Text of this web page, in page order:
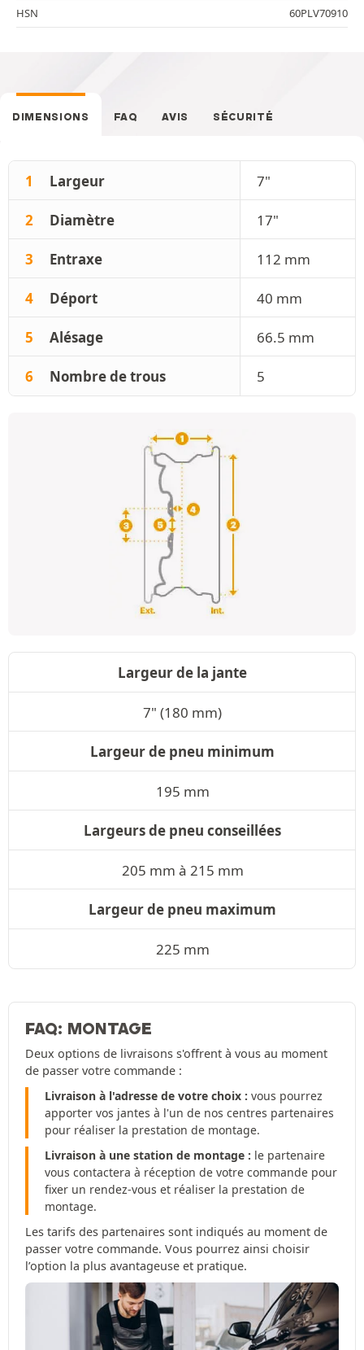
HSN
60PLV70910
DIMENSIONS FAQ AVIS SÉCURITÉ
1 Largeur 7"
2 Diamètre 17"
3 Entraxe 112 mm
4 Déport 40 mm
5 Alésage 66.5 mm
6 Nombre de trous 5
Largeur de la jante
7" (180 mm)
Largeur de pneu minimum
195 mm
Largeurs de pneu conseillées
205 mm à 215 mm
Largeur de pneu maximum
225 mm
FAQ: MONTAGE
Deux options de livraisons s'offrent à vous au moment
de passer votre commande :
Livraison à l'adresse de votre choix : vous pourrez
apporter vos jantes à l'un de nos centres partenaires
pour réaliser la prestation de montage.
Livraison à une station de montage : le partenaire
vous contactera à réception de votre commande pour
fixer un rendez-vous et réaliser la prestation de
montage.
Les tarifs des partenaires sont indiqués au moment de
passer votre commande. Vous pourrez ainsi choisir
l’option la plus avantageuse et pratique.